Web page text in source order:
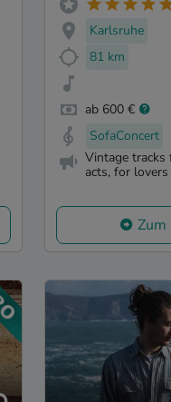
Karlsruhe
81 km
ab 600 €
SofaConcert
Vintage
acts, for